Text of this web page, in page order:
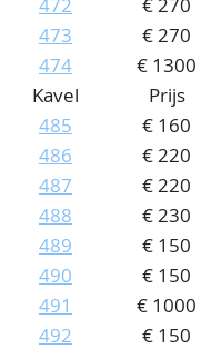
473
€ 270
474
€ 1300
Kavel
Prijs
485
€ 160
486
€ 220
487
€ 220
488
€ 230
489
€ 150
490
€ 150
491
€ 1000
492
€ 150